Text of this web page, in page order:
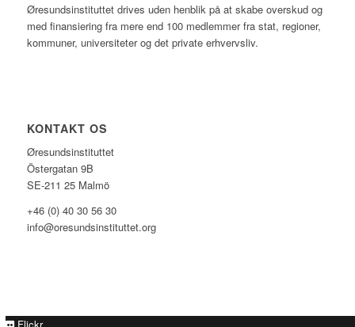
Øresundsinstituttet drives uden henblik på at skabe overskud og
med finansiering fra mere end 100 medlemmer fra stat, regioner,
kommuner, universiteter og det private erhvervsliv.
KONTAKT OS
Øresundsinstituttet
Östergatan 9B
SE-211 25 Malmö
+46 (0) 40 30 56 30
info@oresundsinstituttet.org